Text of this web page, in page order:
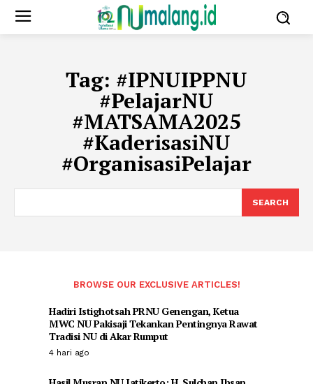
Tag: #IPNUIPPNU
#PelajarNU
#MATSAMA2025
#KaderisasiNU
#OrganisasiPelajar
SEARCH
BROWSE OUR EXCLUSIVE ARTICLES!
Hadiri Istighotsah PRNU Genengan, Ketua
MWC NU Pakisaji Tekankan Pentingnya Rawat
Tradisi NU di Akar Rumput
4 hari ago